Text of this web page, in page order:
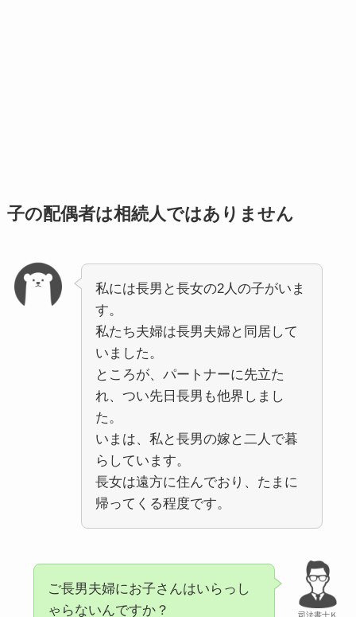
子の配偶者は相続人ではありません
私には長男と長女の2人の子がいま
す。
私たち夫婦は長男夫婦と同居して
いました。
ところが、パートナーに先立た
れ、つい先日長男も他界しまし
た。
いまは、私と長男の嫁と二人で暮
らしています。
長女は遠方に住んでおり、たまに
帰ってくる程度です。
司法書士Ｋ
ご長男夫婦にお子さんはいらっし
ゃらないんですか？